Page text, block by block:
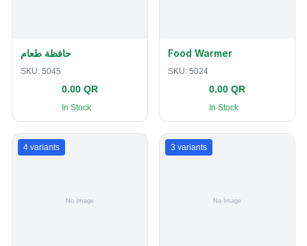
حافظة طعام
SKU: 5045
0.00 QR
In Stock
Food Warmer
SKU: 5024
0.00 QR
In Stock
4 variants 3 variants